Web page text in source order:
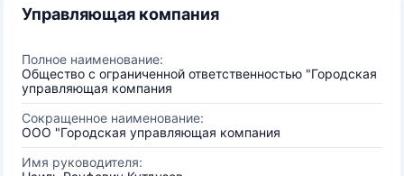
Управляющая компания
Полное наименование:
Общество с ограниченной ответственностью "Городская
управляющая компания
Сокращенное наименование:
ООО "Городская управляющая компания
Имя руководителя: